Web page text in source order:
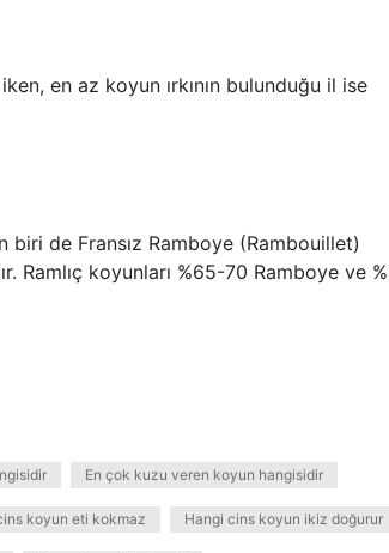
en az koyun ırkının bulunduğu il ise
biri de Fransız Ramboye (Rambouillet)
Ramlıç koyunları %65-70 Ramboye ve
En çok kuzu veren koyun hangisidir
koyun eti kokmaz Hangi cins koyun ikiz doğurur